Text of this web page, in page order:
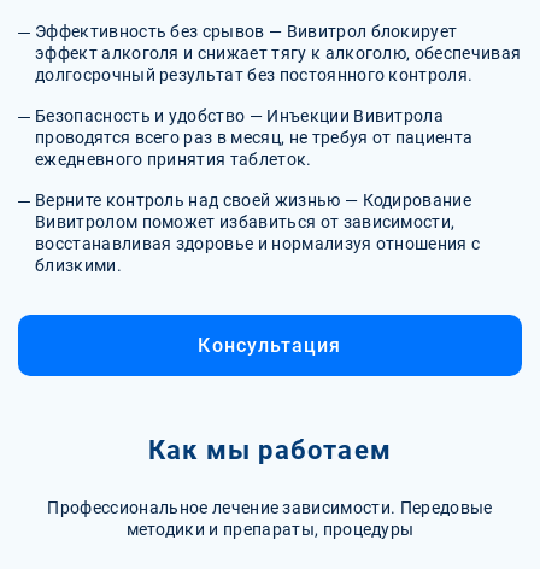
Эффективность без срывов — Вивитрол блокирует
эффект алкоголя и снижает тягу к алкоголю, обеспечивая
долгосрочный результат без постоянного контроля.
Безопасность и удобство — Инъекции Вивитрола
проводятся всего раз в месяц, не требуя от пациента
ежедневного принятия таблеток.
Верните контроль над своей жизнью — Кодирование
Вивитролом поможет избавиться от зависимости,
восстанавливая здоровье и нормализуя отношения с
близкими.
Консультация
Как мы работаем
Профессиональное лечение зависимости. Передовые
методики и препараты, процедуры